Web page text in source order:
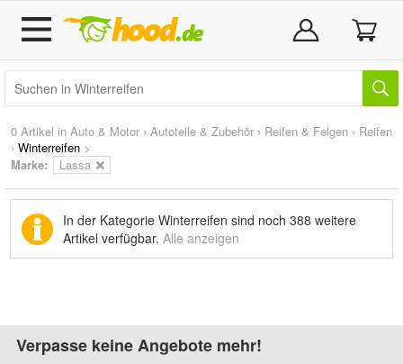
0 Artikel in Auto & Motor › Autoteile & Zubehör › Reifen & Felgen › Reifen
› Winterreifen >
Marke: Lassa
In der Kategorie Winterreifen sind noch 388 weitere
Artikel verfügbar. Alle anzeigen
Verpasse keine Angebote mehr!